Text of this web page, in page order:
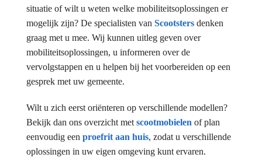
situatie of wilt u weten welke mobiliteitsoplossingen er
mogelijk zijn? De specialisten van Scootsters denken
graag met u mee. Wij kunnen uitleg geven over
mobiliteitsoplossingen, u informeren over de
vervolgstappen en u helpen bij het voorbereiden op een
gesprek met uw gemeente.
Wilt u zich eerst oriënteren op verschillende modellen?
Bekijk dan ons overzicht met scootmobielen of plan
eenvoudig een proefrit aan huis, zodat u verschillende
oplossingen in uw eigen omgeving kunt ervaren.